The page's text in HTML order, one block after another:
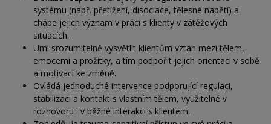
systému (např. přetížení, disociace, tělesné napětí) a
chápe jejich význam v práci s klienty v zátěžových
situacích.
Umí srozumitelně vysvětlit klientům vztah mezi tělem,
emocemi a prožitky, a tím podpořit jejich orientaci v sobě
a motivaci ke změně.
Ovládá jednoduché intervence podporující regulaci,
stabilizaci a kontakt s vlastním tělem, využitelné v
rozhovoru i v běžné interakci s klientem.